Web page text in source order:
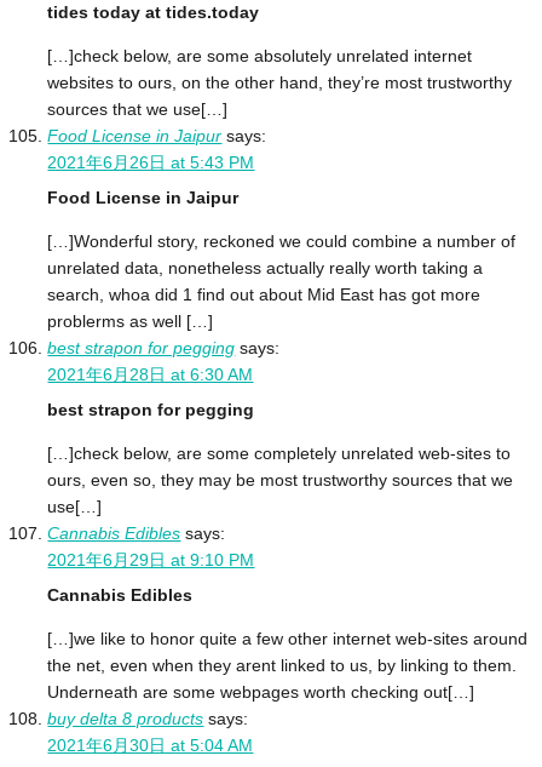
tides today at tides.today
[…]check below, are some absolutely unrelated internet
websites to ours, on the other hand, they’re most trustworthy
sources that we use[…]
Food License in Jaipur says:
2021年6月26日 at 5:43 PM
Food License in Jaipur
[…]Wonderful story, reckoned we could combine a number of
unrelated data, nonetheless actually really worth taking a
search, whoa did 1 find out about Mid East has got more
problerms as well […]
best strapon for pegging says:
2021年6月28日 at 6:30 AM
best strapon for pegging
[…]check below, are some completely unrelated web-sites to
ours, even so, they may be most trustworthy sources that we
use[…]
Cannabis Edibles says:
2021年6月29日 at 9:10 PM
Cannabis Edibles
[…]we like to honor quite a few other internet web-sites around
the net, even when they arent linked to us, by linking to them.
Underneath are some webpages worth checking out[…]
buy delta 8 products says:
2021年6月30日 at 5:04 AM